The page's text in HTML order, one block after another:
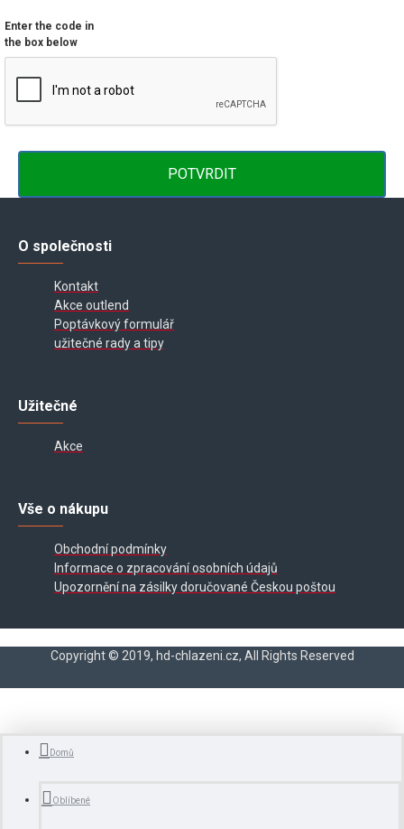
Enter the code in
the box below
POTVRDIT
O společnosti
Kontakt
Akce outlend
Poptávkový formulář
užitečné rady a tipy
Užitečné
Akce
Vše o nákupu
Obchodní podmínky
Informace o zpracování osobních údajů
Upozornění na zásilky doručované Českou poštou
Copyright © 2019, hd-chlazeni.cz, All Rights Reserved
Domů
Oblíbené